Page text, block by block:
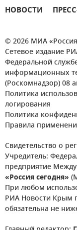
НОВОСТИ
© 2026 МИА
Сетевое издание
Федеральной
информационных
(Роскомнадзор) 08
Политика
логирования
Политика
Правила
Свидетельство о
Учредитель:
предприятие
«Россия сегодня»
При любом
РИА Новости Крым
обязательна не